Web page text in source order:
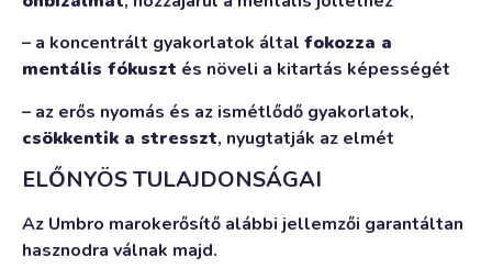
– a koncentrált gyakorlatok által fokozza a
mentális fókuszt és növeli a kitartás képességét
– az erős nyomás és az ismétlődő gyakorlatok,
csökkentik a stresszt, nyugtatják az elmét
ELŐNYÖS TULAJDONSÁGAI
Az Umbro marokerősítő alábbi jellemzői garantáltan
hasznodra válnak majd.